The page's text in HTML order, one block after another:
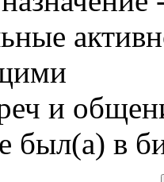
и
был(а) в